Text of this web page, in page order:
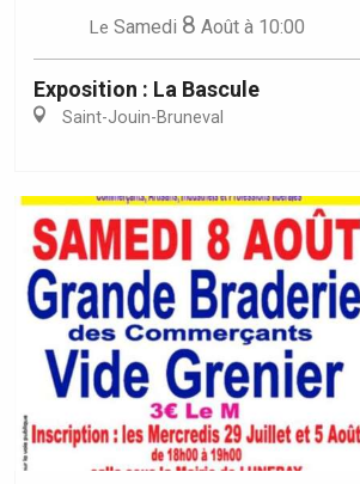
Le Samedi 8 Août à 10:00
Exposition : La Bascule
Saint-Jouin-Bruneval